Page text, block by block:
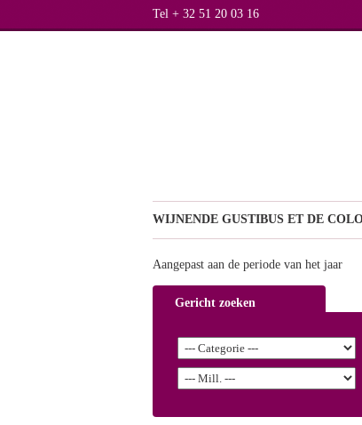
Tel + 32 51 20 03 16
WIJNENDE GUSTIBUS ET DE
Aangepast aan de periode van het jaar
Gericht zoeken